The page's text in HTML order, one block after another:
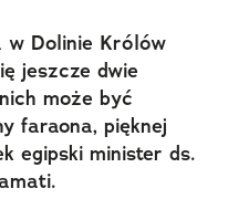
w Dolinie Królów
jeszcze dwie
może być
faraona, pięknej
egipski minister ds.